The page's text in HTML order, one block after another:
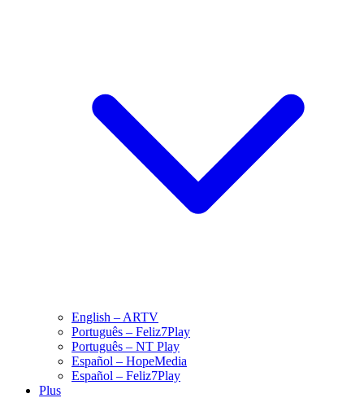
English – ARTV
Português – Feliz7Play
Português – NT Play
Español – HopeMedia
Español – Feliz7Play
Plus